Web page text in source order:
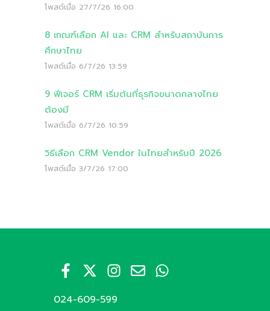
โพสต์เมื่อ 27/7/26 16:00
8 เกณฑ์เลือก AI และ CRM สำหรับสถาบันการ
ศึกษาไทย
โพสต์เมื่อ 6/7/26 13:59
9 ฟีเจอร์ CRM เริ่มต้นที่ธุรกิจขนาดกลางไทย
ต้องมี
โพสต์เมื่อ 6/7/26 10:59
วิธีเลือก CRM Vendor ในไทยสำหรับปี 2026
โพสต์เมื่อ 3/7/26 17:00
024-609-599